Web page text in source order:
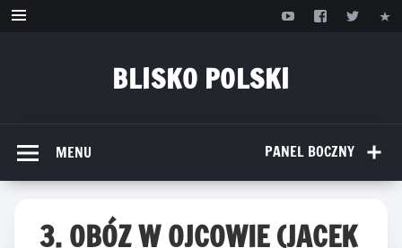
Przejdź
BLISKO POLSKI
PANEL BOCZNY
MENU
3. OBÓZ W OJCOWIE (JACEK